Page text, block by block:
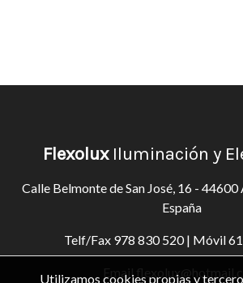
Flexolux Iluminación y
Calle Belmonte de San José, 16 -
España
Telf/Fax 978 830 520| Móvil
Email
Utilizamos cookies propias y